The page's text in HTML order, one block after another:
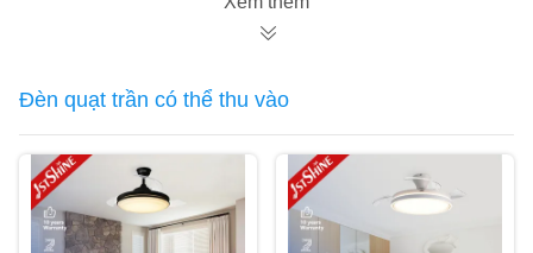
Đèn quạt trần có thể thu vào